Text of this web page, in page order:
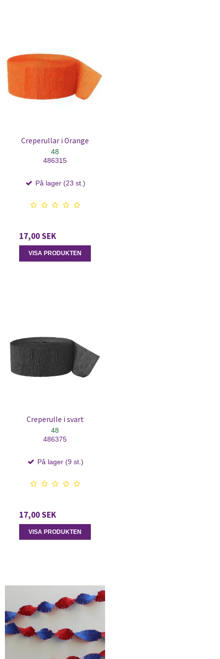
Creperullar i Orange
48
486315
På lager (23 st.)
17,00 SEK
VISA PRODUKTEN
Creperulle i svart
48
486375
På lager (9 st.)
17,00 SEK
VISA PRODUKTEN